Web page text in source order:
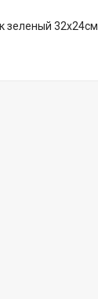
зеленый 32х24см